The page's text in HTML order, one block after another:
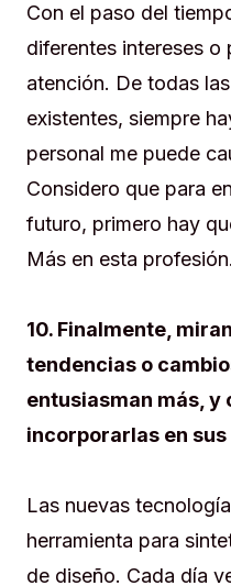
Con el paso del
diferentes intereses o
atención. De todas
existentes, siempre
personal me puede
Considero que para
futuro, primero hay
Más en esta profesión.
10. Finalmente,
tendencias o
entusiasman más, y
incorporarlas en
Las nuevas
herramienta para
de diseño. Cada día